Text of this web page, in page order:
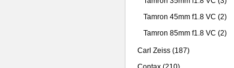
Tamron 45mm f1.8 VC (2)
Tamron 85mm f1.8 VC (2)
Carl Zeiss (187)